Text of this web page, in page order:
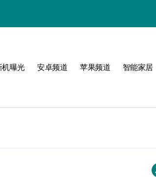
机曝光 安卓频道 苹果频道 智能家居